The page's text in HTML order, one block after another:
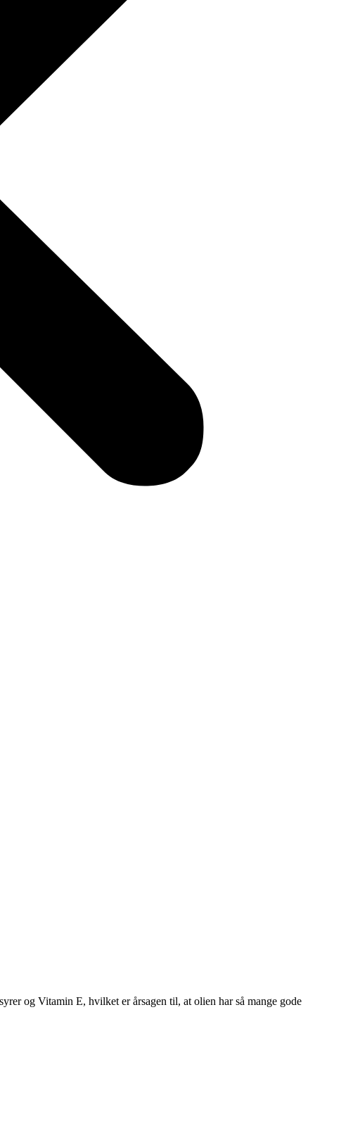
og Vitamin E, hvilket er årsagen til, at olien har så mange gode